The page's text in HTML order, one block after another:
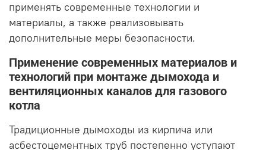
применять современные технологии и
материалы, а также реализовывать
дополнительные меры безопасности.
Применение современных материалов и
технологий при монтаже дымохода и
вентиляционных каналов для газового
котла
Традиционные дымоходы из кирпича или
асбестоцементных труб постепенно уступают